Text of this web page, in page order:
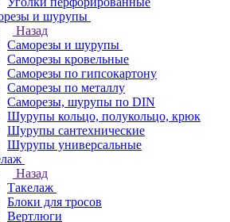
и шурупы
Назад
Саморезы и шурупы
Саморезы кровельные
Саморезы по гипсокартону
Саморезы по металлу
Саморезы, шурупы по DIN
Шурупы кольцо, полукольцо, крюк
Шурупы сантехнические
Шурупы универсальные
Назад
Такелаж
Блоки для тросов
Вертлюги